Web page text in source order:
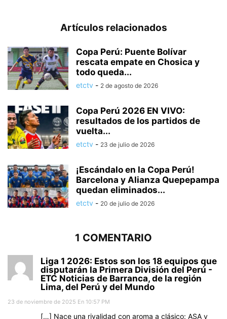
Artículos relacionados
Copa Perú: Puente Bolívar
rescata empate en Chosica y
todo queda...
etctv - 2 de agosto de 2026
Copa Perú 2026 EN VIVO:
resultados de los partidos de
vuelta...
etctv - 23 de julio de 2026
¡Escándalo en la Copa Perú!
Barcelona y Alianza Quepepampa
quedan eliminados...
etctv - 20 de julio de 2026
1 COMENTARIO
Liga 1 2026: Estos son los 18 equipos que
disputarán la Primera División del Perú -
ETC Noticias de Barranca, de la región
Lima, del Perú y del Mundo
23 de noviembre de 2025 En 10:57 PM
[…] Nace una rivalidad con aroma a clásico: ASA y